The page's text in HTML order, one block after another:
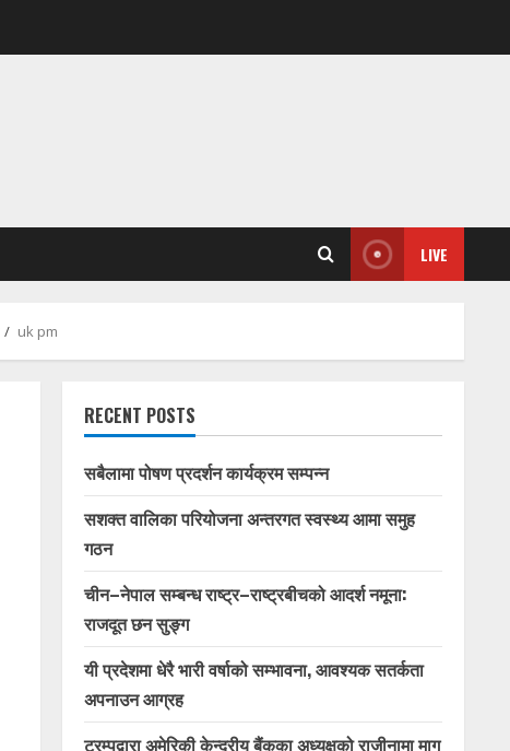
LIVE
uk pm
RECENT POSTS
सबैलामा पोषण प्रदर्शन कार्यक्रम सम्पन्न
सशक्त वालिका परियोजना अन्तरगत स्वस्थ्य आमा समुह
गठन
चीन–नेपाल सम्बन्ध राष्ट्र–राष्ट्रबीचको आदर्श नमूना:
राजदूत छन सुङ्ग
यी प्रदेशमा धेरै भारी वर्षाको सम्भावना, आवश्यक सतर्कता
अपनाउन आग्रह
ट्रम्पद्वारा अमेरिकी केन्द्रीय बैंकका अध्यक्षको राजीनामा माग